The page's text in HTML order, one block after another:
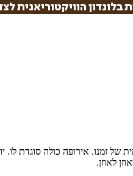
הוויקטוריאנית
של זמנו. אירופה כולה
לאוזן.